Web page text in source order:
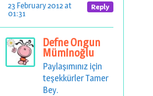
Reply
23 February 2012 at
01:31
Defne Ongun
Müminoğlu
Paylaşımınız için
teşekkürler Tamer
Bey.